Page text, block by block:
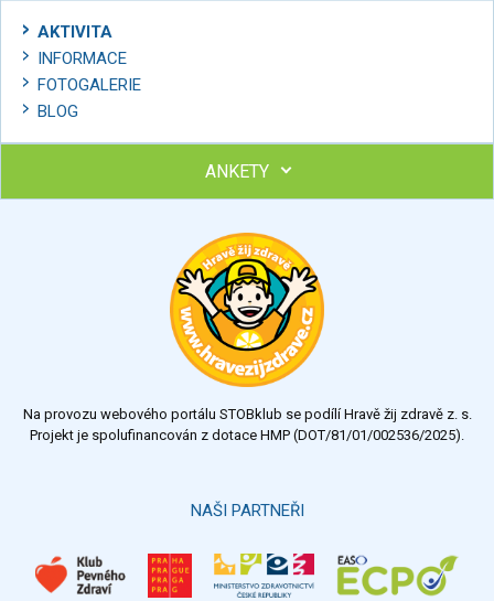
AKTIVITA
INFORMACE
FOTOGALERIE
BLOG
ANKETY
Výsledky Všechny ankety
Na provozu webového portálu STOBklub se podílí Hravě žij zdravě z. s.
Projekt je spolufinancován z dotace HMP (DOT/81/01/002536/2025).
NAŠI PARTNEŘI